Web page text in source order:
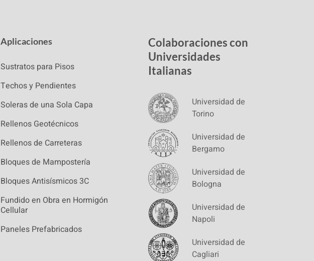
Aplicaciones
Sustratos para Pisos
Techos y Pendientes
Soleras de una Sola Capa
Rellenos Geotécnicos
Rellenos de Carreteras
Bloques de Mampostería
Bloques Antisísmicos 3C
Fundido en Obra en Hormigón
Cellular
Paneles Prefabricados
Colaboraciones con
Universidades
Italianas
Universidad de
Torino
Universidad de
Bergamo
Universidad de
Bologna
Universidad de
Napoli
Universidad de
Cagliari